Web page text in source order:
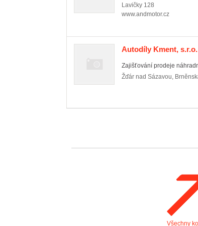
Lavičky 128
www.andmotor.cz
Autodíly Kment, s.r.o.
Zajišťování prodeje
Žďár nad Sázavou,
Všechny